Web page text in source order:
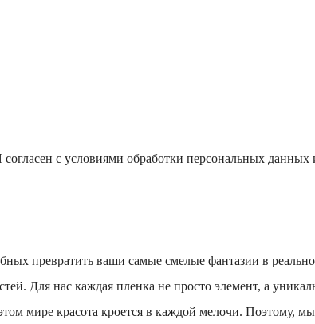
согласен с условиями обработки персональных данных
превратить ваши самые смелые фантазии в
Для нас каждая пленка не просто элемент, а
мире красота кроется в каждой мелочи. Поэтому,